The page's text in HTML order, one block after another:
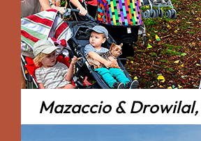
Mazaccio &